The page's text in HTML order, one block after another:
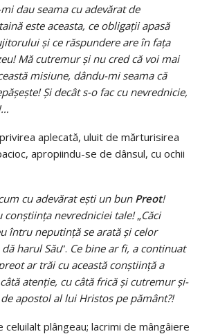
dau seama cu adevărat de
este aceasta, ce obligaţii apasă
şi ce răspundere are în faţa
Mă cutremur şi nu cred că voi mai
misiune, dându-mi seama că
Şi decât s-o fac cu nevrednicie,
aplecată, uluit de mărturisirea
apropiindu-se de dânsul, cu ochii
cu adevărat eşti un bun Preot!
conştiinţa nevredniciei tale!„Căci
întru neputinţă se arată şi celor
harul Său”. Ce bine ar fi, a continuat
ar trăi cu această conştiinţă a
atenţie, cu câtă frică şi cutremur şi-
apostol al lui Hristos pe pământ?!
celuilalt plângeau; lacrimi de mângâiere